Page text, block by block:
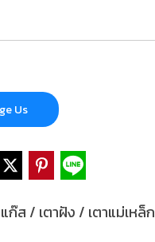
Us
แก๊ส / เตาฝัง / เตาแม่เหล็ก